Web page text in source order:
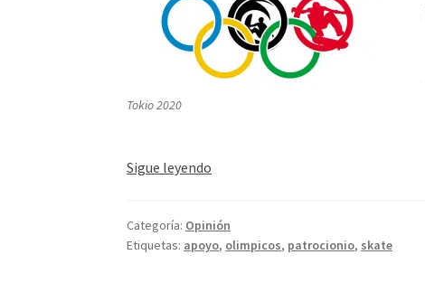
Tokio 2020
Sigue leyendo
Categoría: Opinión
Etiquetas: apoyo, olimpicos, patrocionio, skate